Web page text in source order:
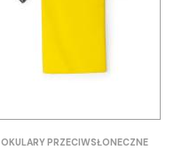
OKULARY PRZECIWSŁONECZNE